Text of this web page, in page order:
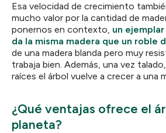
Esa velocidad de crecimiento
mucho valor por la cantidad de
ponernos en contexto, un
da la misma madera que un roble
de una madera blanda pero muy
trabaja bien. Además, una vez
raíces el árbol vuelve a crecer a una
¿Qué ventajas ofrece el
planeta?